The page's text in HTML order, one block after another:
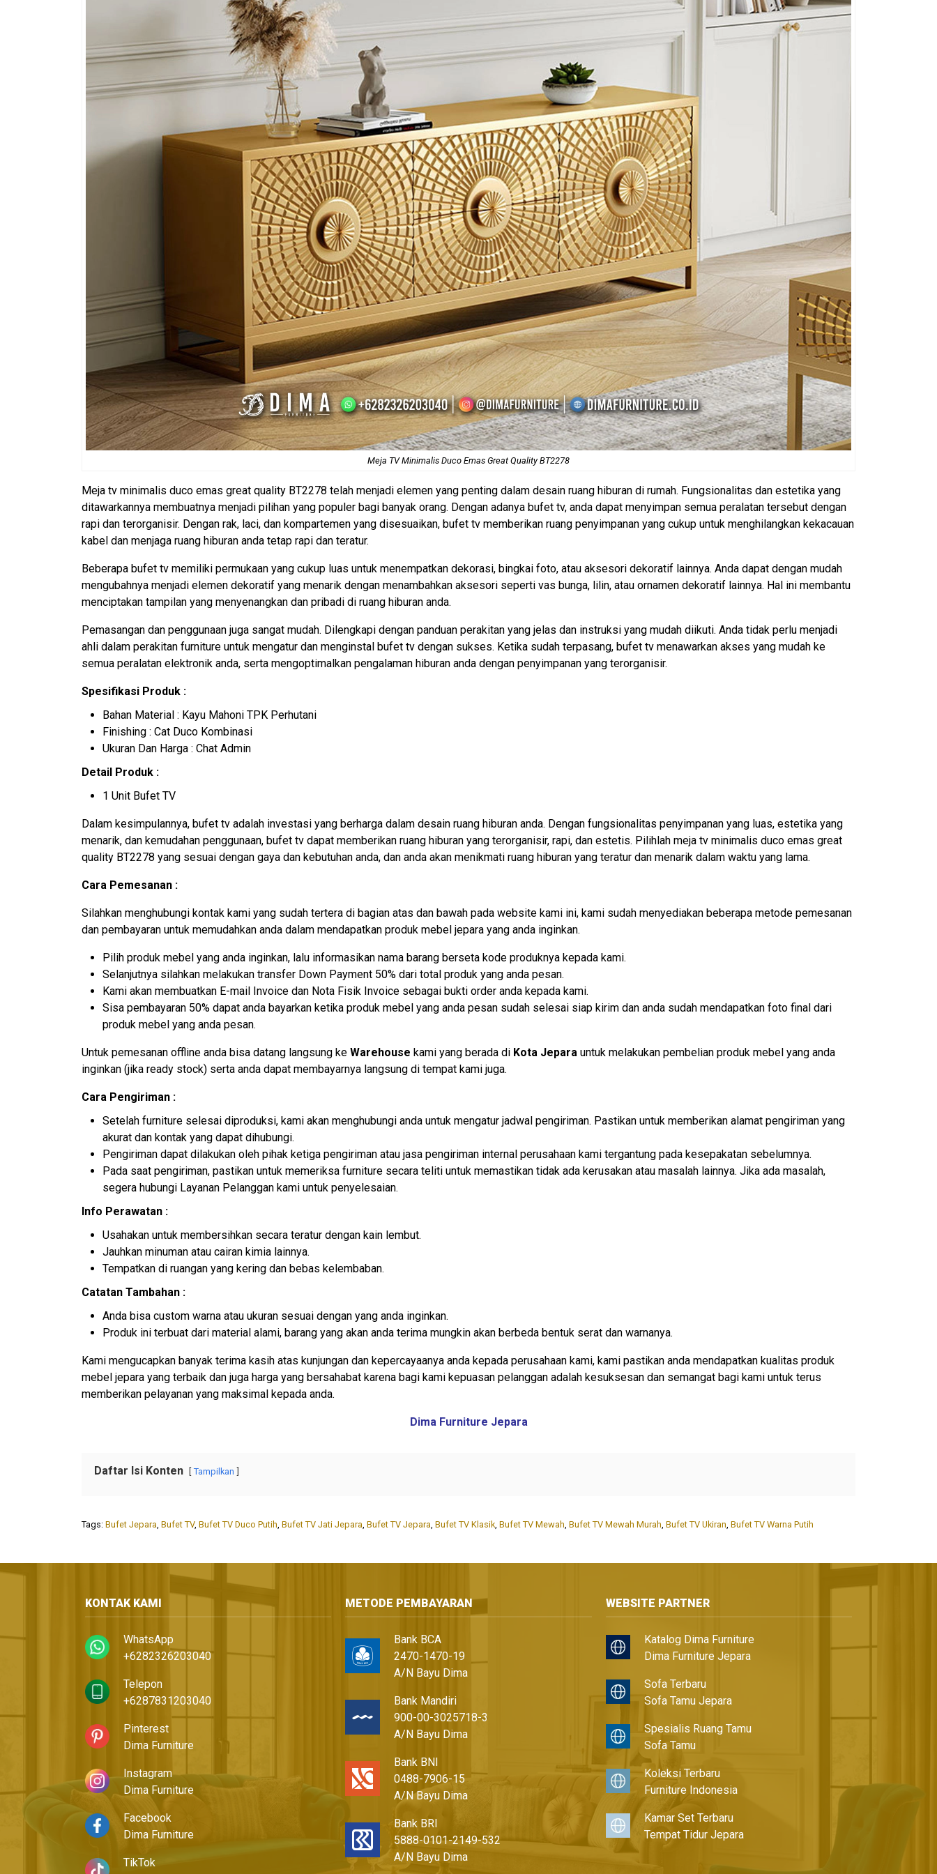
Meja TV Minimalis Duco Emas Great Quality BT2278
Meja tv minimalis duco emas great quality BT2278 telah menjadi elemen yang penting dalam desain ruang hiburan di rumah. Fungsionalitas dan estetika yang
ditawarkannya membuatnya menjadi pilihan yang populer bagi banyak orang. Dengan adanya bufet tv, anda dapat menyimpan semua peralatan tersebut dengan
rapi dan terorganisir. Dengan rak, laci, dan kompartemen yang disesuaikan, bufet tv memberikan ruang penyimpanan yang cukup untuk menghilangkan kekacauan
kabel dan menjaga ruang hiburan anda tetap rapi dan teratur.
Beberapa bufet tv memiliki permukaan yang cukup luas untuk menempatkan dekorasi, bingkai foto, atau aksesori dekoratif lainnya. Anda dapat dengan mudah
mengubahnya menjadi elemen dekoratif yang menarik dengan menambahkan aksesori seperti vas bunga, lilin, atau ornamen dekoratif lainnya. Hal ini membantu
menciptakan tampilan yang menyenangkan dan pribadi di ruang hiburan anda.
Pemasangan dan penggunaan juga sangat mudah. Dilengkapi dengan panduan perakitan yang jelas dan instruksi yang mudah diikuti. Anda tidak perlu menjadi
ahli dalam perakitan furniture untuk mengatur dan menginstal bufet tv dengan sukses. Ketika sudah terpasang, bufet tv menawarkan akses yang mudah ke
semua peralatan elektronik anda, serta mengoptimalkan pengalaman hiburan anda dengan penyimpanan yang terorganisir.
Spesifikasi Produk :
Bahan Material : Kayu Mahoni TPK Perhutani
Finishing : Cat Duco Kombinasi
Ukuran Dan Harga : Chat Admin
Detail Produk :
1 Unit Bufet TV
Dalam kesimpulannya, bufet tv adalah investasi yang berharga dalam desain ruang hiburan anda. Dengan fungsionalitas penyimpanan yang luas, estetika yang
menarik, dan kemudahan penggunaan, bufet tv dapat memberikan ruang hiburan yang terorganisir, rapi, dan estetis. Pilihlah meja tv minimalis duco emas great
quality BT2278 yang sesuai dengan gaya dan kebutuhan anda, dan anda akan menikmati ruang hiburan yang teratur dan menarik dalam waktu yang lama.
Cara Pemesanan :
Silahkan menghubungi kontak kami yang sudah tertera di bagian atas dan bawah pada website kami ini, kami sudah menyediakan beberapa metode pemesanan
dan pembayaran untuk memudahkan anda dalam mendapatkan produk mebel jepara yang anda inginkan.
Pilih produk mebel yang anda inginkan, lalu informasikan nama barang berseta kode produknya kepada kami.
Selanjutnya silahkan melakukan transfer Down Payment 50% dari total produk yang anda pesan.
Kami akan membuatkan E-mail Invoice dan Nota Fisik Invoice sebagai bukti order anda kepada kami.
Sisa pembayaran 50% dapat anda bayarkan ketika produk mebel yang anda pesan sudah selesai siap kirim dan anda sudah mendapatkan foto final dari
produk mebel yang anda pesan.
Untuk pemesanan offline anda bisa datang langsung ke Warehouse kami yang berada di Kota Jepara untuk melakukan pembelian produk mebel yang anda
inginkan (jika ready stock) serta anda dapat membayarnya langsung di tempat kami juga.
Cara Pengiriman :
Setelah furniture selesai diproduksi, kami akan menghubungi anda untuk mengatur jadwal pengiriman. Pastikan untuk memberikan alamat pengiriman yang
akurat dan kontak yang dapat dihubungi.
Pengiriman dapat dilakukan oleh pihak ketiga pengiriman atau jasa pengiriman internal perusahaan kami tergantung pada kesepakatan sebelumnya.
Pada saat pengiriman, pastikan untuk memeriksa furniture secara teliti untuk memastikan tidak ada kerusakan atau masalah lainnya. Jika ada masalah,
segera hubungi Layanan Pelanggan kami untuk penyelesaian.
Info Perawatan :
Usahakan untuk membersihkan secara teratur dengan kain lembut.
Jauhkan minuman atau cairan kimia lainnya.
Tempatkan di ruangan yang kering dan bebas kelembaban.
Catatan Tambahan :
Anda bisa custom warna atau ukuran sesuai dengan yang anda inginkan.
Produk ini terbuat dari material alami, barang yang akan anda terima mungkin akan berbeda bentuk serat dan warnanya.
Kami mengucapkan banyak terima kasih atas kunjungan dan kepercayaanya anda kepada perusahaan kami, kami pastikan anda mendapatkan kualitas produk
mebel jepara yang terbaik dan juga harga yang bersahabat karena bagi kami kepuasan pelanggan adalah kesuksesan dan semangat bagi kami untuk terus
memberikan pelayanan yang maksimal kepada anda.
Dima Furniture Jepara
Daftar Isi Konten Tampilkan
Tags: Bufet Jepara Bufet TV, Bufet TV Duco Putih Bufet TV Jati Jepara Bufet TV Jepara Bufet TV Klasik Bufet TV Mewah Bufet TV Mewah Murah Bufet TV Ukiran Bufet TV Warna Putih
KONTAK KAMI
WhatsApp
+6282326203040
Telepon
+6287831203040
Pinterest
Dima Furniture
Instagram
Dima Furniture
Facebook
Dima Furniture
TikTok
METODE PEMBAYARAN
Bank BCA
2470-1470-19
A/N Bayu Dima
Bank Mandiri
900-00-3025718-3
A/N Bayu Dima
Bank BNI
0488-7906-15
A/N Bayu Dima
Bank BRI
5888-0101-2149-532
A/N Bayu Dima
WEBSITE PARTNER
Katalog Dima Furniture
Dima Furniture Jepara
Sofa Terbaru
Sofa Tamu Jepara
Spesialis Ruang Tamu
Sofa Tamu
Koleksi Terbaru
Furniture Indonesia
Kamar Set Terbaru
Tempat Tidur Jepara